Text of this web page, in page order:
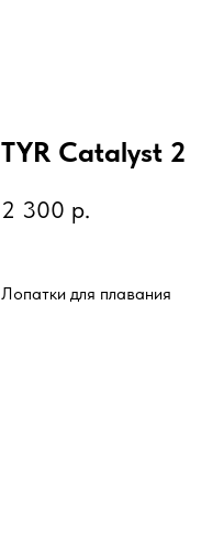
TYR Catalyst 2
2 300 р.
Лопатки для плавания